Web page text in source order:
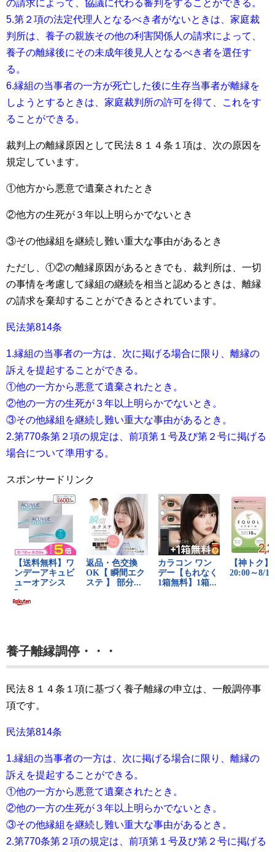
の請求によって、協議に代わる審判をすることができる。
5.第２項の法定代理人となるべき者がないときは、家庭裁
判所は、養子の親族その他の利害関係人の請求によって、
養子の離縁後にその未成年後見人となるべき者を選任す
る。
6.縁組の当事者の一方が死亡した後に生存当事者が離縁を
しようとするときは、家庭裁判所の許可を得て、これをす
ることができる。
裁判上の離縁原因として民法８１４条１項は、次の原因を
規定しています。
①他方から悪意で遺棄されたとき
②他方の生死が３年以上明らかでないとき
③その他縁組を継続し難い重大な事由があるとき
ただし、①②の離縁原因があるときでも、裁判所は、一切
の事情を考慮して縁組の継続を相当と認めるときは、離縁
の請求を棄却することができるとされています。
民法第814条
1.縁組の当事者の一方は、次に掲げる場合に限り、離縁の
訴えを提起することができる。
①他の一方から悪意て遺棄されたとき。
②他の一方の生死が３年以上明らかでないとき。
③その他縁組を継続し難い重大な事由があるとき。
2.第770条第２項の規定は、前項第１号及び第２号に掲げる
場合について準用する。
スポンサードリンク
養子離縁調停・・・
民法８１４条１項に基づく養子離縁の申立は、一般調停事
項です。
民法第814条
1.縁組の当事者の一方は、次に掲げる場合に限り、離縁の
訴えを提起することができる。
①他の一方から悪意て遺棄されたとき。
②他の一方の生死が３年以上明らかでないとき。
③その他縁組を継続し難い重大な事由があるとき。
2.第770条第２項の規定は、前項第１号及び第２号に掲げる